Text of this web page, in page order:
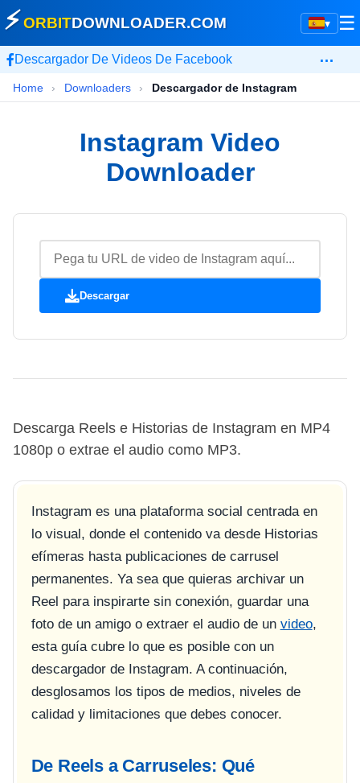
▾
⚡ORBITDOWNLOADER.COM ☰
Descargador De Videos De Facebook …
Home › Downloaders › Descargador de Instagram
Instagram Video
Downloader
Descargar
Descarga Reels e Historias de Instagram en MP4
1080p o extrae el audio como MP3.
Instagram es una plataforma social centrada en
lo visual, donde el contenido va desde Historias
efímeras hasta publicaciones de carrusel
permanentes. Ya sea que quieras archivar un
Reel para inspirarte sin conexión, guardar una
foto de un amigo o extraer el audio de un video,
esta guía cubre lo que es posible con un
descargador de Instagram. A continuación,
desglosamos los tipos de medios, niveles de
calidad y limitaciones que debes conocer.
De Reels a Carruseles: Qué